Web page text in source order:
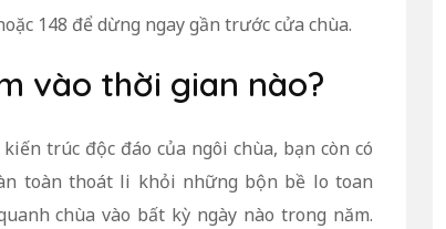
148 để dừng ngay gần trước cửa chùa.
vào thời gian nào?
trúc độc đáo của ngôi chùa, bạn còn có
toàn thoát li khỏi những bộn bề lo toan
chùa vào bất kỳ ngày nào trong năm.